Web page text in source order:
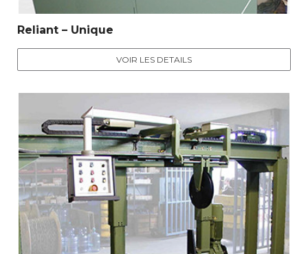
Reliant – Unique
VOIR LES DETAILS